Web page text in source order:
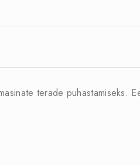
terade